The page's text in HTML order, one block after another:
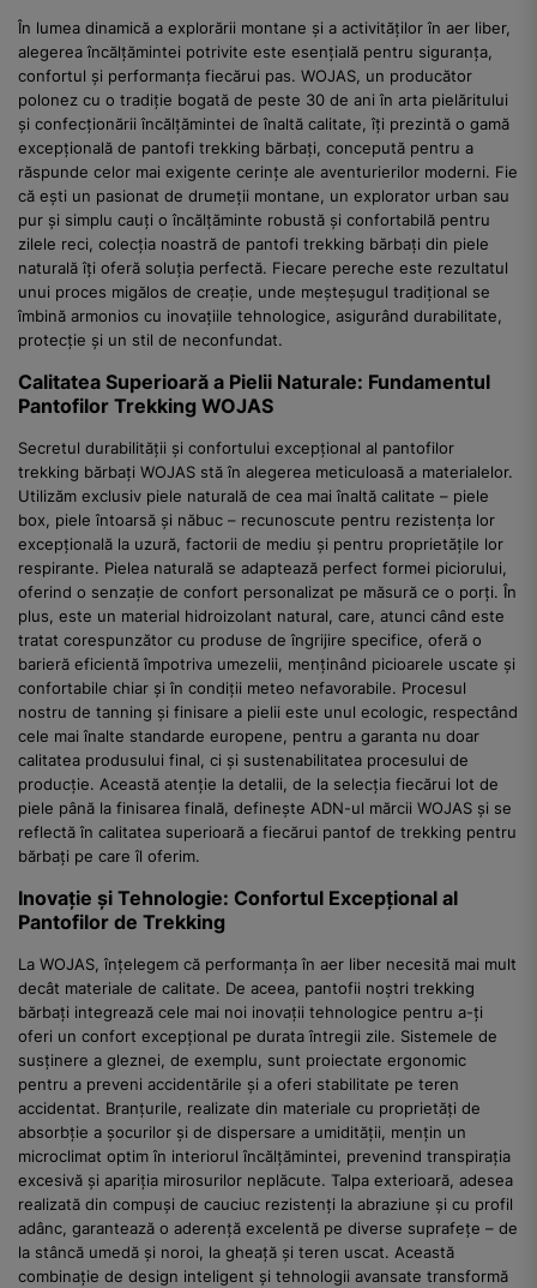
În lumea dinamică a explorării montane și a activităților în aer liber,
alegerea încălțămintei potrivite este esențială pentru siguranța,
confortul și performanța fiecărui pas. WOJAS, un producător
polonez cu o tradiție bogată de peste 30 de ani în arta pielăritului
și confecționării încălțămintei de înaltă calitate, îți prezintă o gamă
excepțională de pantofi trekking bărbați, concepută pentru a
răspunde celor mai exigente cerințe ale aventurierilor moderni. Fie
că ești un pasionat de drumeții montane, un explorator urban sau
pur și simplu cauți o încălțăminte robustă și confortabilă pentru
zilele reci, colecția noastră de pantofi trekking bărbați din piele
naturală îți oferă soluția perfectă. Fiecare pereche este rezultatul
unui proces migălos de creație, unde meșteșugul tradițional se
îmbină armonios cu inovațiile tehnologice, asigurând durabilitate,
protecție și un stil de neconfundat.
Calitatea Superioară a Pielii Naturale: Fundamentul
Pantofilor Trekking WOJAS
Secretul durabilității și confortului excepțional al pantofilor
trekking bărbați WOJAS stă în alegerea meticuloasă a materialelor.
Utilizăm exclusiv piele naturală de cea mai înaltă calitate – piele
box, piele întoarsă și năbuc – recunoscute pentru rezistența lor
excepțională la uzură, factorii de mediu și pentru proprietățile lor
respirante. Pielea naturală se adaptează perfect formei piciorului,
oferind o senzație de confort personalizat pe măsură ce o porți. În
plus, este un material hidroizolant natural, care, atunci când este
tratat corespunzător cu produse de îngrijire specifice, oferă o
barieră eficientă împotriva umezelii, menținând picioarele uscate și
confortabile chiar și în condiții meteo nefavorabile. Procesul
nostru de tanning și finisare a pielii este unul ecologic, respectând
cele mai înalte standarde europene, pentru a garanta nu doar
calitatea produsului final, ci și sustenabilitatea procesului de
producție. Această atenție la detalii, de la selecția fiecărui lot de
piele până la finisarea finală, definește ADN-ul mărcii WOJAS și se
reflectă în calitatea superioară a fiecărui pantof de trekking pentru
bărbați pe care îl oferim.
Inovație și Tehnologie: Confortul Excepțional al
Pantofilor de Trekking
La WOJAS, înțelegem că performanța în aer liber necesită mai mult
decât materiale de calitate. De aceea, pantofii noștri trekking
bărbați integrează cele mai noi inovații tehnologice pentru a-ți
oferi un confort excepțional pe durata întregii zile. Sistemele de
susținere a gleznei, de exemplu, sunt proiectate ergonomic
pentru a preveni accidentările și a oferi stabilitate pe teren
accidentat. Branțurile, realizate din materiale cu proprietăți de
absorbție a șocurilor și de dispersare a umidității, mențin un
microclimat optim în interiorul încălțămintei, prevenind transpirația
excesivă și apariția mirosurilor neplăcute. Talpa exterioară, adesea
realizată din compuși de cauciuc rezistenți la abraziune și cu profil
adânc, garantează o aderență excelentă pe diverse suprafețe – de
la stâncă umedă și noroi, la gheață și teren uscat. Această
combinație de design inteligent și tehnologii avansate transformă